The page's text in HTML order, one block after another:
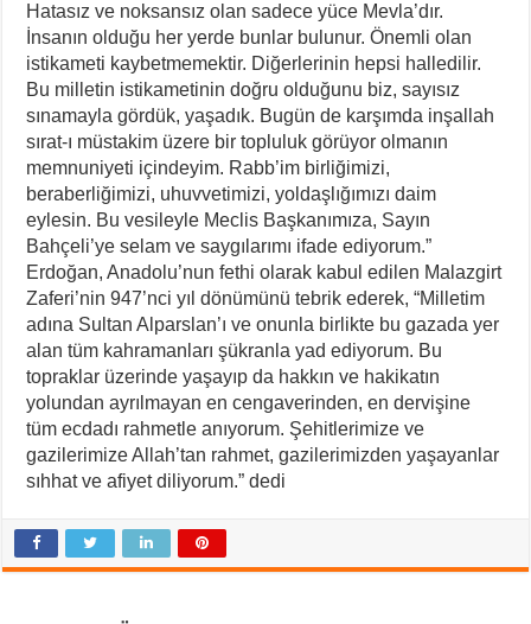
Hatasız ve noksansız olan sadece yüce Mevla’dır.
İnsanın olduğu her yerde bunlar bulunur. Önemli olan
istikameti kaybetmemektir. Diğerlerinin hepsi halledilir.
Bu milletin istikametinin doğru olduğunu biz, sayısız
sınamayla gördük, yaşadık. Bugün de karşımda inşallah
sırat-ı müstakim üzere bir topluluk görüyor olmanın
memnuniyeti içindeyim. Rabb’im birliğimizi,
beraberliğimizi, uhuvvetimizi, yoldaşlığımızı daim
eylesin. Bu vesileyle Meclis Başkanımıza, Sayın
Bahçeli’ye selam ve saygılarımı ifade ediyorum.”
Erdoğan, Anadolu’nun fethi olarak kabul edilen Malazgirt
Zaferi’nin 947’nci yıl dönümünü tebrik ederek, “Milletim
adına Sultan Alparslan’ı ve onunla birlikte bu gazada yer
alan tüm kahramanları şükranla yad ediyorum. Bu
topraklar üzerinde yaşayıp da hakkın ve hakikatın
yolundan ayrılmayan en cengaverinden, en dervişine
tüm ecdadı rahmetle anıyorum. Şehitlerimize ve
gazilerimize Allah’tan rahmet, gazilerimizden yaşayanlar
sıhhat ve afiyet diliyorum.” dedi